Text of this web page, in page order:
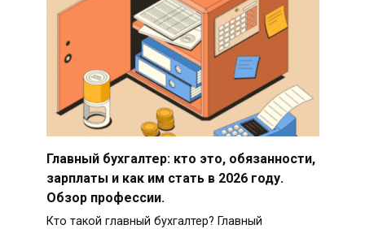
Главный бухгалтер: кто это, обязанности,
зарплаты и как им стать в 2026 году.
Обзор профессии.
Кто такой главный бухгалтер? Главный